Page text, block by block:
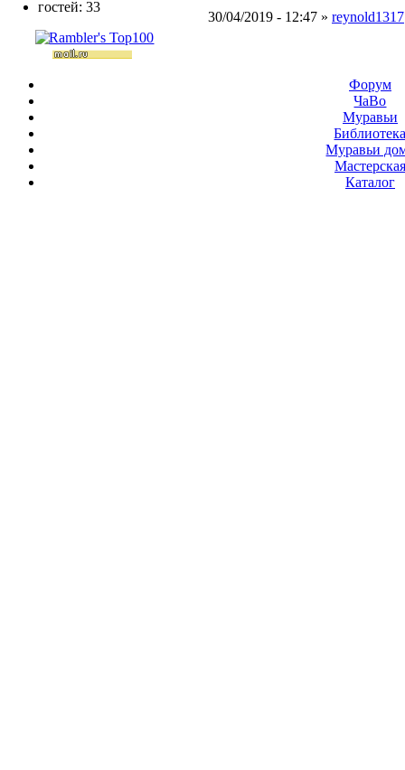
30/04/2019 - 12:47 » reynold1317
гостей: 33
Форум
ЧаВо
Муравьи
Муравьи
Мастерская
Каталог